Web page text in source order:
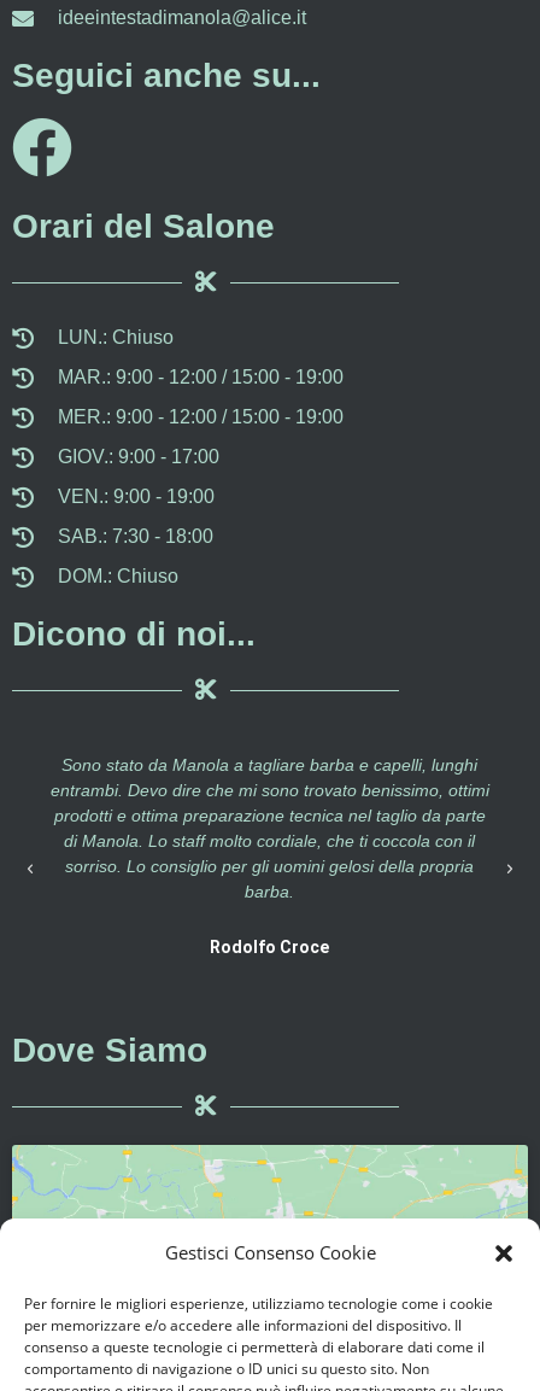
Gestisci Consenso Cookie
Per fornire le migliori esperienze, utilizziamo tecnologie come i cookie
per memorizzare e/o accedere alle informazioni del dispositivo. Il
consenso a queste tecnologie ci permetterà di elaborare dati come il
comportamento di navigazione o ID unici su questo sito. Non
ideeintestadimanola@alice.it
Seguici anche su...
Orari del Salone
LUN.: Chiuso
MAR.: 9:00 - 12:00 / 15:00 - 19:00
MER.: 9:00 - 12:00 / 15:00 - 19:00
GIOV.: 9:00 - 17:00
VEN.: 9:00 - 19:00
SAB.: 7:30 - 18:00
DOM.: Chiuso
Dicono di noi...
ottimi
parte
Salone unisex caldo e accogliente, prodotti aĺla
qualità che assieme alla competenza dello staff e
verve di Manola riescono sempre a mettervi delle
"Idee in testa"!!! CONSIGLIATO per tutta la famiglia,
cerimonie o per chi ha solo voglia di prendersi cura
di se, sia uomo sia donna.
Amos Riello
Dove Siamo
Fai clic per accettare i cookie marketing e
abilitare questo contenuto